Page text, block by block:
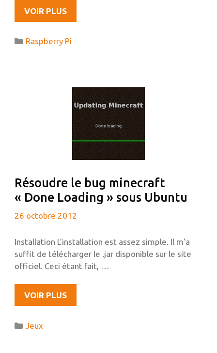
VOIR PLUSMON
NOUVEAU
À
PI
Catégories
Raspberry Pi
Résoudre le bug minecraft
« Done Loading » sous Ubuntu
26 octobre 2012
Installation L’installation est assez simple. Il m’a
suffit de télécharger le .jar disponible sur le site
officiel. Ceci étant fait, …
VOIR PLUSRÉSOUDRE
LE
Catégories
Jeux